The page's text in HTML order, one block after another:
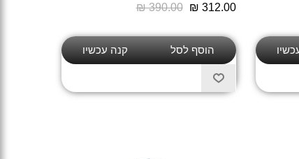
₪ 390.00 ₪ 312.00